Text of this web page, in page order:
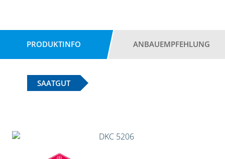
PRODUKTINFO ANBAUEMPFEHLUNG
SAATGUT